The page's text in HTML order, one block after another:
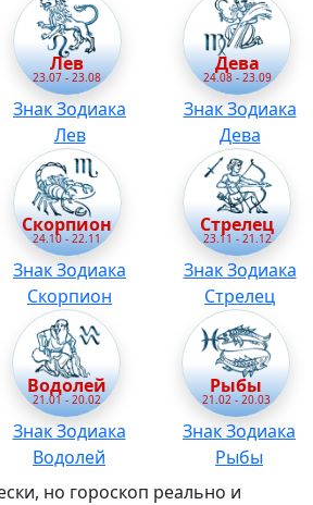
Лев
23.07 - 23.08
Знак Зодиака
Лев
Дева
24.08 - 23.09
Знак Зодиака
Дева
Скорпион
24.10 - 22.11
Знак Зодиака
Скорпион
Стрелец
23.11 - 21.12
Знак Зодиака
Стрелец
Водолей
21.01 - 20.02
Знак Зодиака
Водолей
Рыбы
21.02 - 20.03
Знак Зодиака
Рыбы
но гороскоп реально и